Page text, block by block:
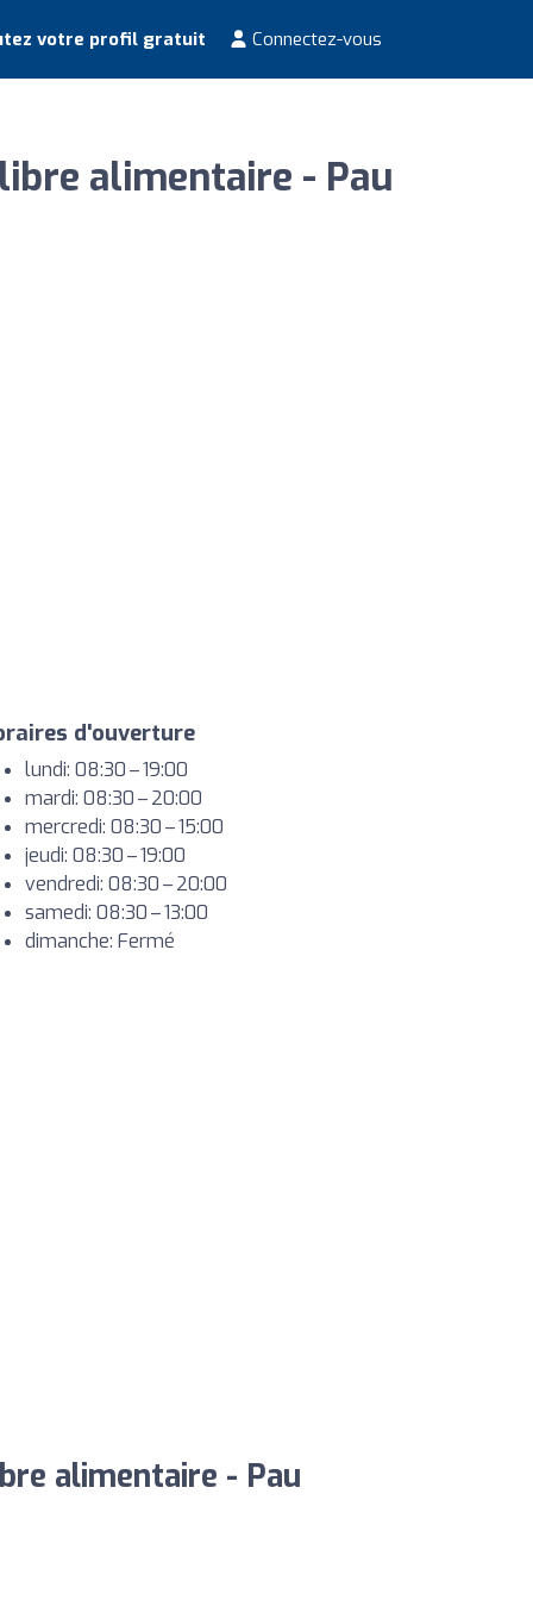
votre profil gratuit Connectez-vous
alimentaire - Pau
d'ouverture
lundi: 08:30 – 19:00
mardi: 08:30 – 20:00
mercredi: 08:30 – 15:00
jeudi: 08:30 – 19:00
vendredi: 08:30 – 20:00
samedi: 08:30 – 13:00
dimanche: Fermé
alimentaire - Pau